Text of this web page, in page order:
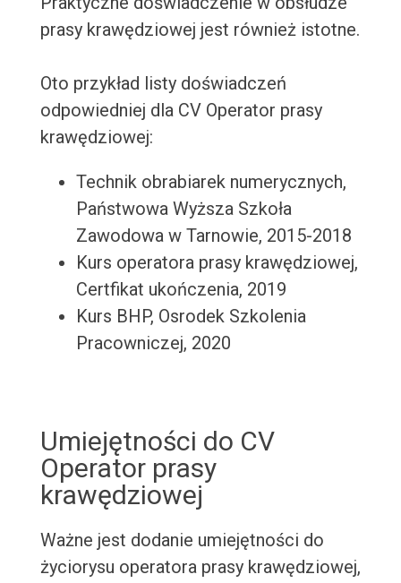
prasy krawędziowej jest również istotne.
Oto przykład listy doświadczeń
odpowiedniej dla CV Operator prasy
krawędziowej:
Technik obrabiarek numerycznych,
Państwowa Wyższa Szkoła
Zawodowa w Tarnowie, 2015-2018
Kurs operatora prasy krawędziowej,
Certfikat ukończenia, 2019
Kurs BHP, Osrodek Szkolenia
Pracowniczej, 2020
Umiejętności do CV
Operator prasy
krawędziowej
Ważne jest dodanie umiejętności do
życiorysu operatora prasy krawędziowej,